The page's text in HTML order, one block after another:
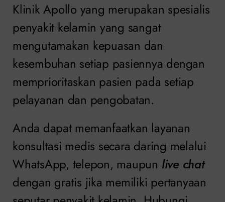
Klinik Apollo yang merupakan spesialis
penyakit kelamin yang sangat
mengutamakan kepuasan dan
kesembuhan setiap pasiennya dengan
memprioritaskan pasien pada setiap
pelayanan dan pengobatan.
Anda dapat memanfaatkan layanan
konsultasi medis secara daring melalui
WhatsApp, telepon, maupun live chat
dengan gratis jika memiliki pertanyaan